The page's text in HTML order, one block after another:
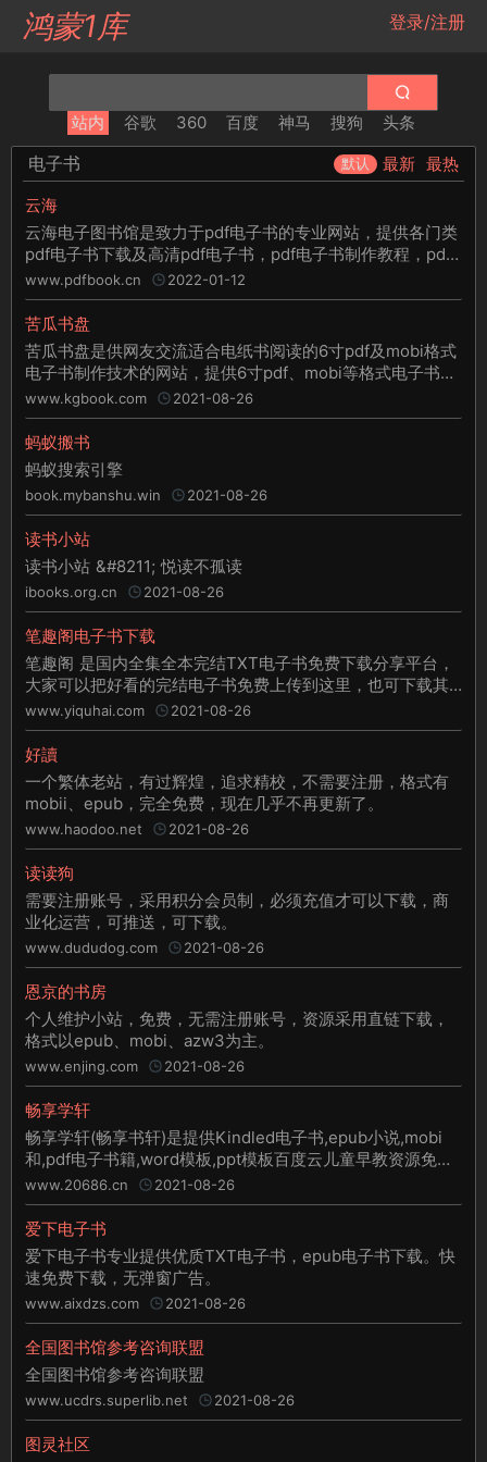
鸿蒙1库 登录/注册
站内 谷歌 360 百度 神马 搜狗 头条
电子书 默认 最新 最热
云海
云海电子图书馆是致力于pdf电子书的专业网站，提供各门类
pdf电子书下载及高清pdf电子书，pdf电子书制作教程，pdf
电子书阅读器，pdf电子书制作软件，电子书格式等电子书服
务。
www.pdfbook.cn 2022-01-12
苦瓜书盘
苦瓜书盘是供网友交流适合电纸书阅读的6寸pdf及mobi格式
电子书制作技术的网站，提供6寸pdf、mobi等格式电子书上
传及下载。
www.kgbook.com 2021-08-26
蚂蚁搬书
蚂蚁搜索引擎
book.mybanshu.win 2021-08-26
读书小站
读书小站 &#8211; 悦读不孤读
ibooks.org.cn 2021-08-26
笔趣阁电子书下载
笔趣阁 是国内全集全本完结TXT电子书免费下载分享平台，
大家可以把好看的完结电子书免费上传到这里，也可下载其
他书友的全集txt小说，快来笔趣阁分享你的优秀电子书吧！
www.yiquhai.com 2021-08-26
好讀
一个繁体老站，有过辉煌，追求精校，不需要注册，格式有
mobii、epub，完全免费，现在几乎不再更新了。
www.haodoo.net 2021-08-26
读读狗
需要注册账号，采用积分会员制，必须充值才可以下载，商
业化运营，可推送，可下载。
www.dududog.com 2021-08-26
恩京的书房
个人维护小站，免费，无需注册账号，资源采用直链下载，
格式以epub、mobi、azw3为主。
www.enjing.com 2021-08-26
畅享学轩
畅享学轩(畅享书轩)是提供Kindled电子书,epub小说,mobi
和,pdf电子书籍,word模板,ppt模板百度云儿童早教资源免费
下载的网站
www.20686.cn 2021-08-26
爱下电子书
爱下电子书专业提供优质TXT电子书，epub电子书下载。快
速免费下载，无弹窗广告。
www.aixdzs.com 2021-08-26
全国图书馆参考咨询联盟
全国图书馆参考咨询联盟
www.ucdrs.superlib.net 2021-08-26
图灵社区